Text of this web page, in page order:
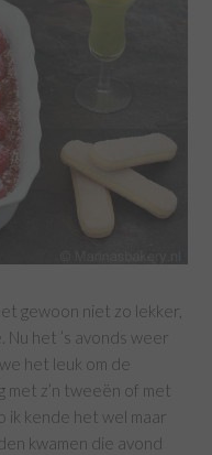
gewoon niet zo lekker,
Nu het ’s avonds weer
het leuk om de
met z’n tweeën of met
ik kende het wel maar
kwamen die avond